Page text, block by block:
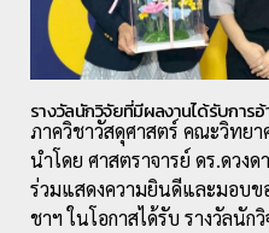
รางวัลนักวิจัยที่มีผลงานได้รับการ
ภาควิชาวัสดุศาสตร์ คณะวิทย
นำโดย ศาสตราจารย์ ดร.ดวง
ร่วมแสดงความยินดีและมอบข
ชาฯ ในโอกาสได้รับ รางวัลนัก